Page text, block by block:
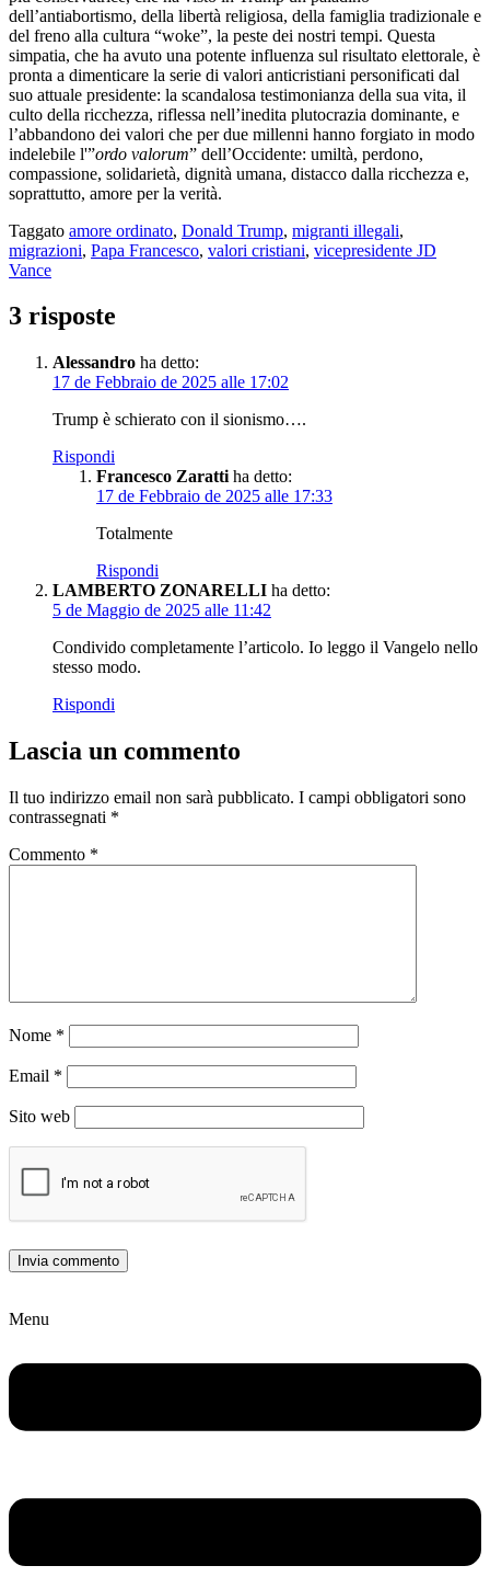
dell’antiabortismo, della libertà religiosa, della famiglia tradizionale e
del freno alla cultura “woke”, la peste dei nostri tempi. Questa
simpatia, che ha avuto una potente influenza sul risultato elettorale, è
pronta a dimenticare la serie di valori anticristiani personificati dal
suo attuale presidente: la scandalosa testimonianza della sua vita, il
culto della ricchezza, riflessa nell’inedita plutocrazia dominante, e
l’abbandono dei valori che per due millenni hanno forgiato in modo
indelebile l'”ordo valorum” dell’Occidente: umiltà, perdono,
compassione, solidarietà, dignità umana, distacco dalla ricchezza e,
soprattutto, amore per la verità.
Taggato amore ordinato, Donald Trump, migranti illegali,
migrazioni, Papa Francesco, valori cristiani, vicepresidente JD
Vance
3 risposte
Alessandro ha detto:
17 de Febbraio de 2025 alle 17:02
Trump è schierato con il sionismo….
Rispondi
Francesco Zaratti ha detto:
17 de Febbraio de 2025 alle 17:33
Totalmente
Rispondi
LAMBERTO ZONARELLI ha detto:
5 de Maggio de 2025 alle 11:42
Condivido completamente l’articolo. Io leggo il Vangelo nello
stesso modo.
Rispondi
Lascia un commento
Il tuo indirizzo email non sarà pubblicato. I campi obbligatori sono
contrassegnati *
Commento *
Nome *
Email *
Sito web
Menu